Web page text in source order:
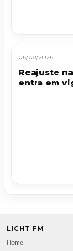
06/08/2026
Reajuste
entra em
LIGHT FM
Home